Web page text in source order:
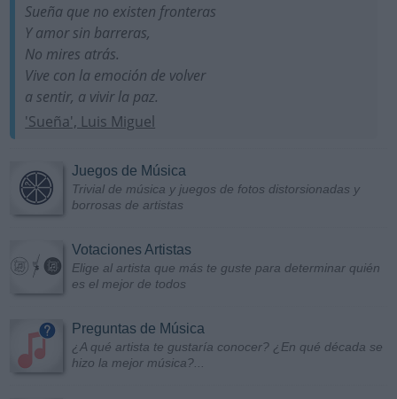
Sueña que no existen fronteras
Y amor sin barreras,
No mires atrás.
Vive con la emoción de volver
a sentir, a vivir la paz.
'Sueña', Luis Miguel
Juegos de Música
Trivial de música y juegos de fotos distorsionadas y
borrosas de artistas
Votaciones Artistas
Elige al artista que más te guste para determinar quién
es el mejor de todos
Preguntas de Música
¿A qué artista te gustaría conocer? ¿En qué década se
hizo la mejor música?...